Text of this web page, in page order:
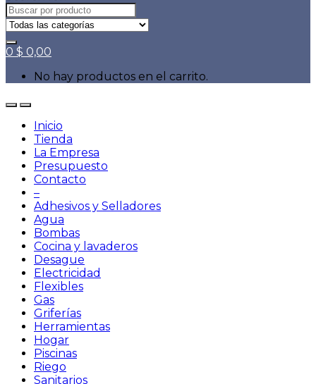
0 $ 0,00
No hay productos en el carrito.
Inicio
Tienda
La Empresa
Presupuesto
Contacto
–
Adhesivos y Selladores
Agua
Bombas
Cocina y lavaderos
Desague
Electricidad
Flexibles
Gas
Griferías
Herramientas
Hogar
Piscinas
Riego
Sanitarios